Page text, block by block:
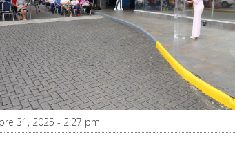
31, 2025 - 2:27 pm